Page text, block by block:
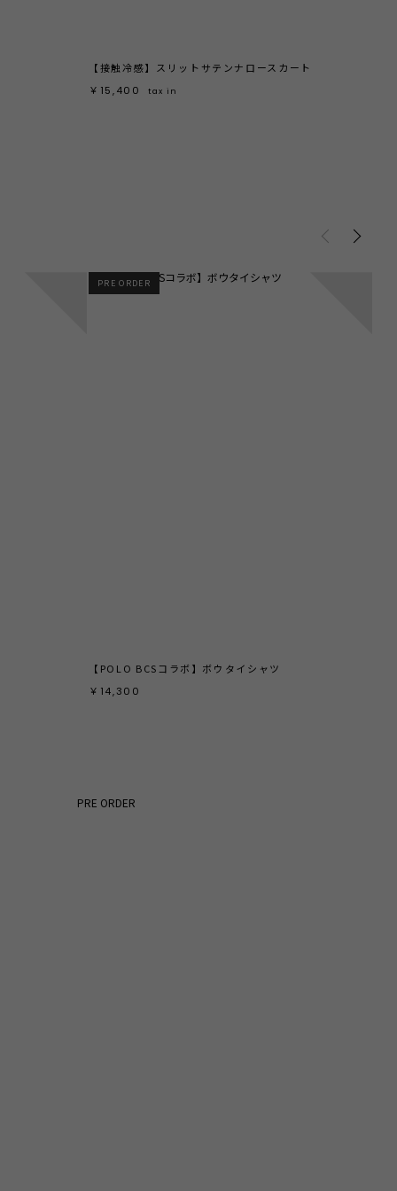
【接触冷感】スリットサテンナロースカート
￥15,400
tax in
PRE ORDER
【POLO BCSコラボ】ボウタイシャツ
￥14,300